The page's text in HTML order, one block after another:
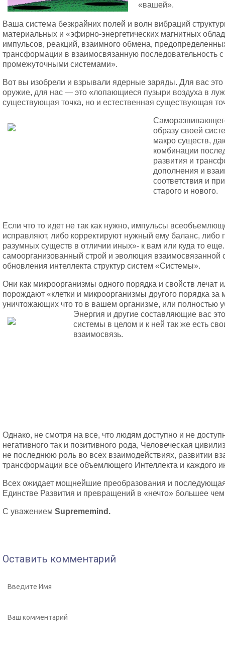
«вашей».
Ваша система безкрайних полей и волн вибраций
материальных и «эфирно-энергетических магнитных
импульсов, реакций, взаимного обмена,
трансформации в взаимосвязанную последовательность
промежуточными системами».
Вот вы изобрели и взрывали ядерные заряды. Для вас
оружие, для нас — это «лопающиеся пузыри воздуха в
существующая точка, но и естественная существующая
образу своей
макро существ,
комбинации
развития и
дополнения и
соответствия и
старого и нового.
Если что то идет не так как нужно, импульсы
исправляют, либо корректируют нужный ему баланс, либо
разумных существ в отличии иных»- к вам или куда то
самоорганизованный строй и эволюция
обновления интеллекта структур систем «Системы».
Они как микроорганизмы одного порядка и свойств лечат
порождают «клетки и микроорганизмы другого порядка
уничтожающих что то в вашем организме, или полностью
Энергия и другие составляющие вас
системы в целом и к ней так же есть
взаимосвязь.
Однако, не смотря на все, что людям доступно и не
негативного так и позитивного рода, Человеческая
не последнюю роль во всех взаимодействиях, развитии
трансформации все объемлющего Интеллекта и каждого
Всех ожидает мощнейшие преобразования и
Единстве Развития и превращений в «нечто» большее
С уважением Suprememind.
Оставить комментарий